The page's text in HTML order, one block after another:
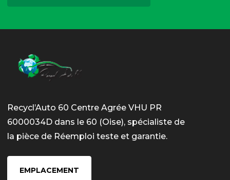
Recycl’Auto 60 Centre Agrée VHU PR
6000034D dans le 60 (Oise), spécialiste de
la pièce de Réemploi teste et garantie.
EMPLACEMENT